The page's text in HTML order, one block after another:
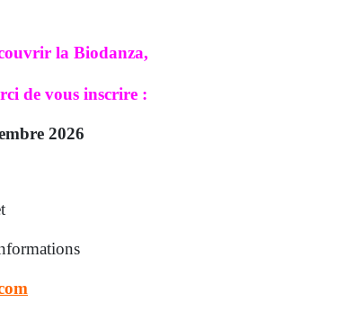
la Biodanza,
de vous inscrire :
2026